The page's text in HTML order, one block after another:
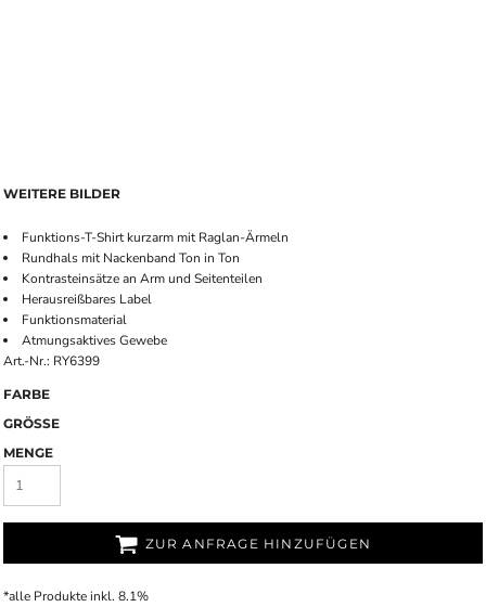
WEITERE BILDER
Funktions-T-Shirt kurzarm mit Raglan-Ärmeln
Rundhals mit Nackenband Ton in Ton
Kontrasteinsätze an Arm und Seitenteilen
Herausreißbares Label
Funktionsmaterial
Atmungsaktives Gewebe
Art.-Nr.: RY6399
FARBE
GRÖSSE
MENGE
ZUR ANFRAGE HINZUFÜGEN
*alle Produkte inkl. 8.1%